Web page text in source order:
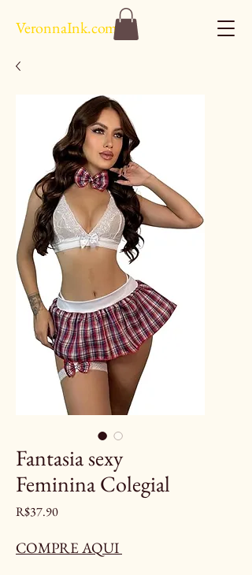
VeronnaInk.com
Fantasia sexy
Feminina Colegial
R$37.90Price
COMPRE AQUI